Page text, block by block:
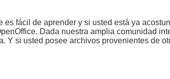
es fácil de aprender y si usted está ya
Dada nuestra amplia comunidad
Y si usted posee archivos provenientes de